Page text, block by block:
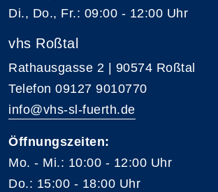
Di., Do., Fr.: 09:00 - 12:00 Uhr
vhs Roßtal
Rathausgasse 2 | 90574 Roßtal
Telefon 09127 9010770
info@vhs-sl-fuerth.de
Öffnungszeiten:
Mo. - Mi.: 10:00 - 12:00 Uhr
Do.: 15:00 - 18:00 Uhr